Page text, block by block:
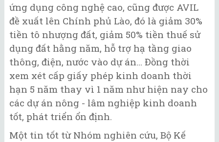
ứng dụng công nghệ cao, cũng được AVIL
đề xuất lên Chính phủ Lào, đó là giảm 30%
tiền tô nhượng đất, giảm 50% tiền thuế sử
dụng đất hằng năm, hỗ trợ hạ tầng giao
thông, điện, nước vào dự án... Đồng thời
xem xét cấp giấy phép kinh doanh thời
hạn 5 năm thay vì 1 năm như hiện nay cho
các dự án nông - lâm nghiệp kinh doanh
tốt, phát triển ổn định.
Một tin tốt từ Nhóm nghiên cứu, Bộ Kế